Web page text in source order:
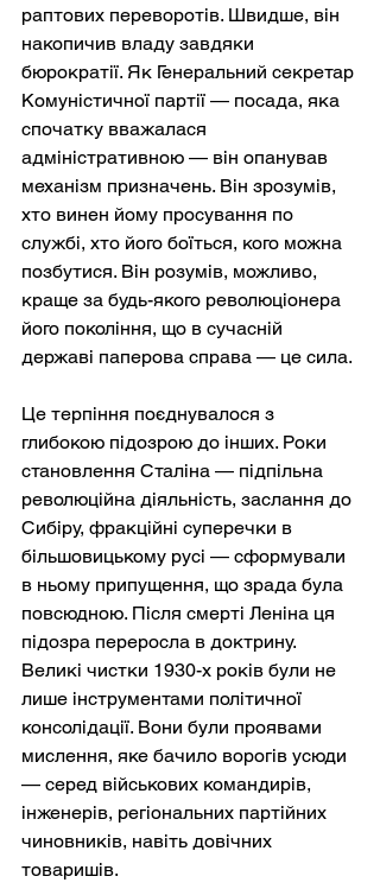
раптових переворотів. Швидше, він
накопичив владу завдяки
бюрократії. Як Генеральний секретар
Комуністичної партії — посада, яка
спочатку вважалася
адміністративною — він опанував
механізм призначень. Він зрозумів,
хто винен йому просування по
службі, хто його боїться, кого можна
позбутися. Він розумів, можливо,
краще за будь-якого революціонера
його покоління, що в сучасній
державі паперова справа — це сила.
Це терпіння поєднувалося з
глибокою підозрою до інших. Роки
становлення Сталіна — підпільна
революційна діяльність, заслання до
Сибіру, фракційні суперечки в
більшовицькому русі — сформували
в ньому припущення, що зрада була
повсюдною. Після смерті Леніна ця
підозра переросла в доктрину.
Великі чистки 1930-х років були не
лише інструментами політичної
консолідації. Вони були проявами
мислення, яке бачило ворогів усюди
— серед військових командирів,
інженерів, регіональних партійних
чиновників, навіть довічних
товаришів.